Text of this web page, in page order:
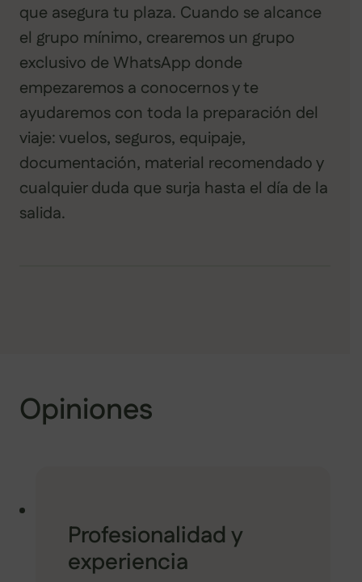
que asegura tu plaza. Cuando se alcance
el grupo mínimo, crearemos un grupo
exclusivo de WhatsApp donde
empezaremos a conocernos y te
ayudaremos con toda la preparación del
viaje: vuelos, seguros, equipaje,
documentación, material recomendado y
cualquier duda que surja hasta el día de la
salida.
Opiniones
Profesionalidad y
experiencia